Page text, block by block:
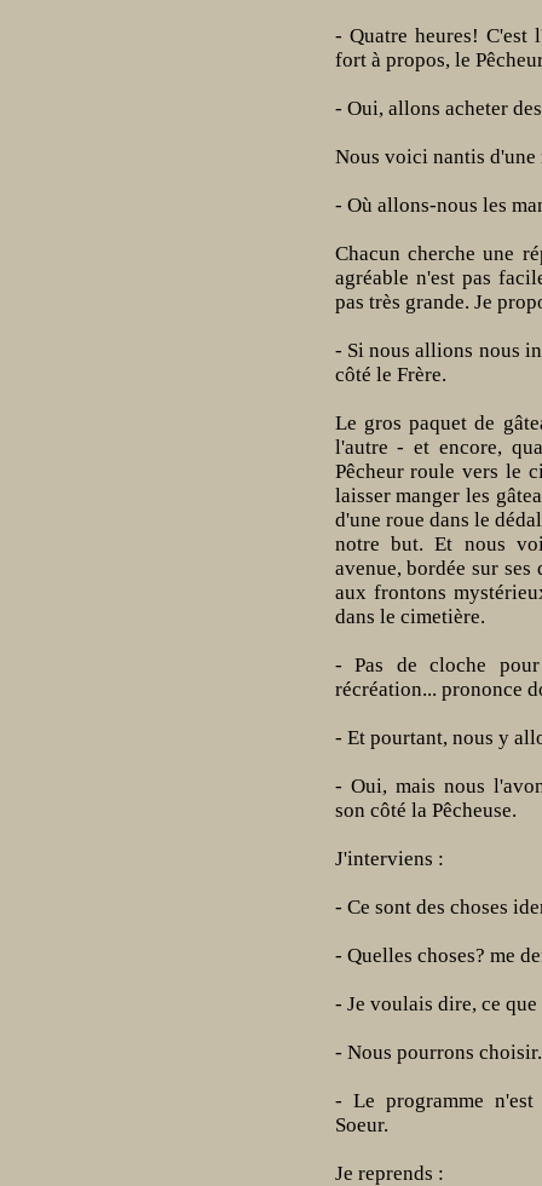
- Quatre heures! C'est
fort à propos, le
- Oui, allons acheter
Nous voici nantis d'une
- Où allons-nous les
Chacun cherche une
agréable n'est pas
pas très grande. Je
- Si nous allions nous
côté le Frère.
Le gros paquet de
l'autre - et encore,
Pêcheur roule vers le
laisser manger les
d'une roue dans le
notre but. Et nous
avenue, bordée sur ses
aux frontons
dans le cimetière.
- Pas de cloche
récréation... prononce
- Et pourtant, nous y
- Oui, mais nous
son côté la Pêcheuse.
J'interviens :
- Ce sont des choses
- Quelles choses? me
- Je voulais dire, ce
- Nous pourrons
- Le programme n'est
Soeur.
Je reprends :